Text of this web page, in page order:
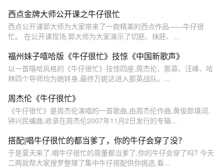
西点金牌大师公开课之牛仔很忙
西点公开课郭大师为大家带来了一款精美的西点作品——牛仔很
忙。 在公开课现场,郭大师为大家演示了切胚、抹胚、...
福州妹子嘻哈版《牛仔很忙》技惊《中国新歌声》
以一首嘻哈风格的《牛仔很忙》技惊四座,周杰伦、那英、汪峰、哈
林四个导师均为她转身,最终万妮达进入那英战队。...
周杰伦《牛仔很忙》
《牛仔很忙》是周杰伦演唱的一首歌曲,由周杰伦作曲,黄俊郎填词,
钟兴民编曲,收录在周杰伦2007年11月2日发行的专辑...
搭配|唱牛仔很忙的都当爹了，你的牛仔会穿了没？
于是夏天来了,唱牛仔很忙的周董都当爹了,你的牛仔会穿了吗? 今天
二两就帮大家搜罗整理了集中牛仔搭配供你挑选,看...